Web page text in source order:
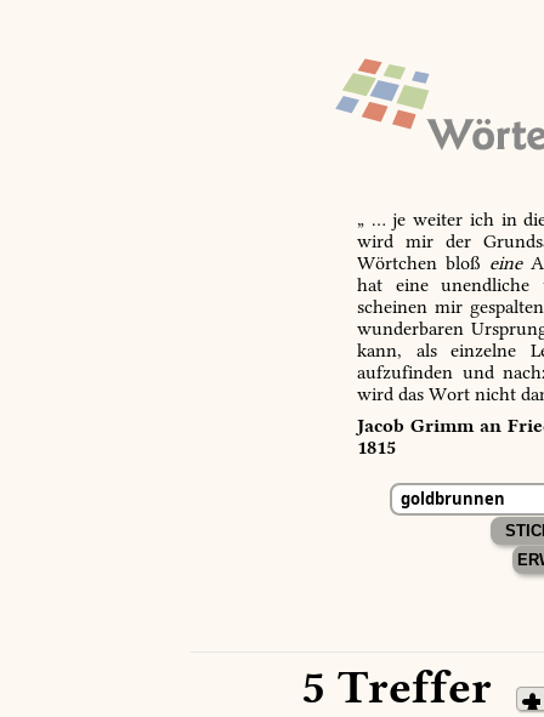
„ … je weiter ich in
wird mir der
Wörtchen bloß eine
hat eine unendliche
scheinen mir
wunderbaren
kann, als einzelne
aufzufinden und
wird das Wort nicht
Jacob Grimm an
1815
5 Treffer